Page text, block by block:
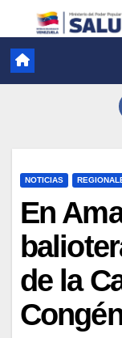
NOTICIAS
En
de la